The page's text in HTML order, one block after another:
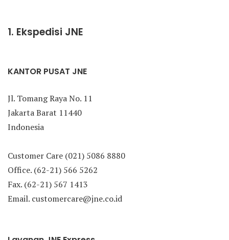
1. Ekspedisi JNE
KANTOR PUSAT JNE
Jl. Tomang Raya No. 11
Jakarta Barat 11440
Indonesia
Customer Care (021) 5086 8880
Office. (62-21) 566 5262
Fax. (62-21) 567 1413
Email. customercare@jne.co.id